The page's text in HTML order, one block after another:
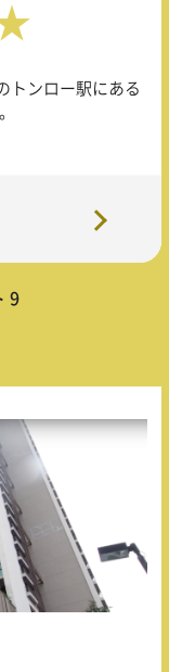
トンロー駅にある
9